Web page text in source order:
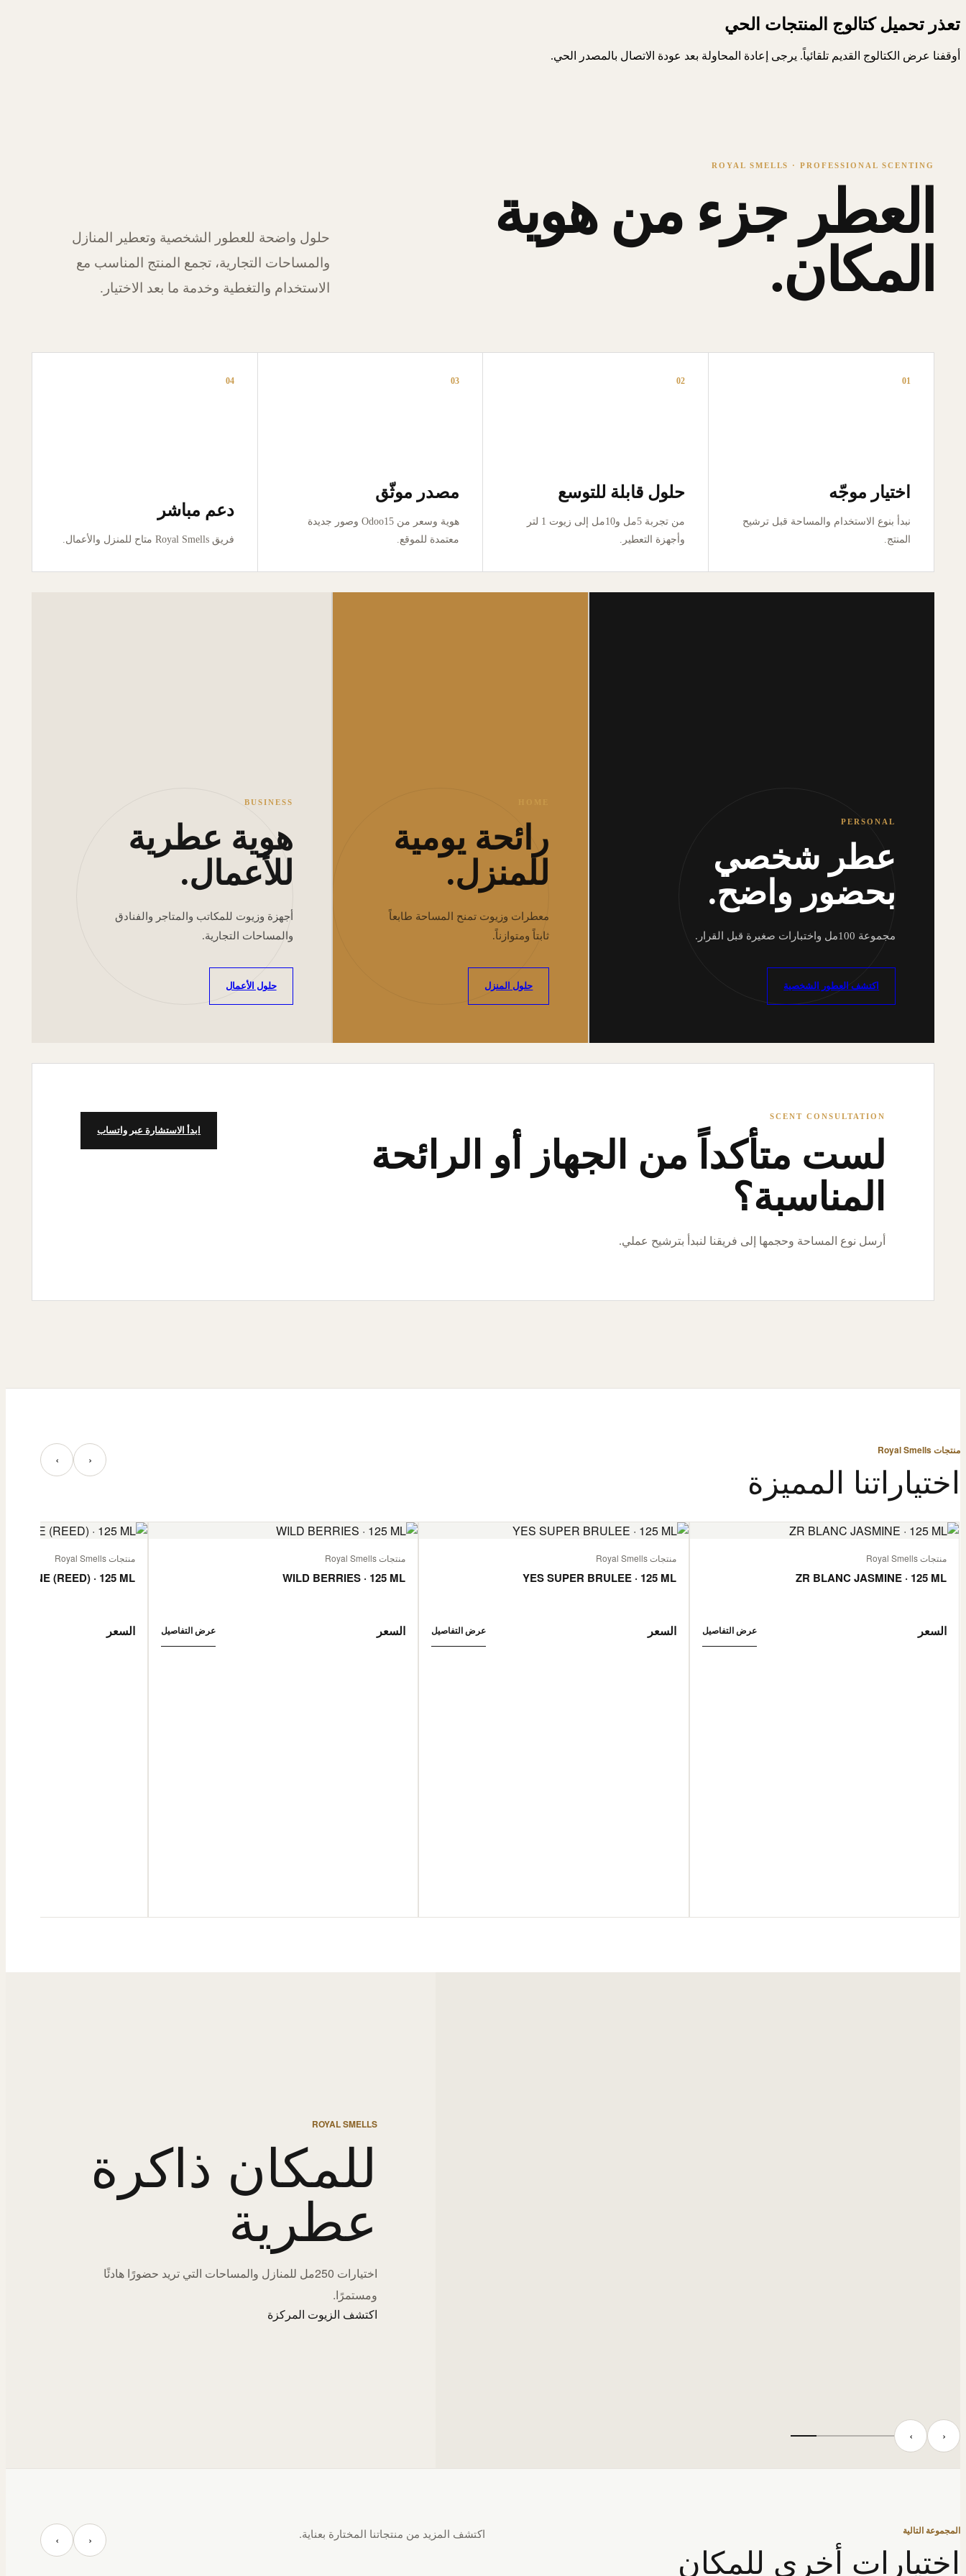
تعذر تحميل كتالوج المنتجات الحي
أوقفنا عرض الكتالوج القديم تلقائياً. يرجى إعادة المحاولة بعد عودة الاتصال بالمصدر الحي.
ROYAL SMELLS · PROFESSIONAL SCENTING
العطر جزء من هوية
المكان.
حلول واضحة للعطور الشخصية وتعطير المنازل
والمساحات التجارية، تجمع المنتج المناسب مع
الاستخدام والتغطية وخدمة ما بعد الاختيار.
01
اختيار موجّه
نبدأ بنوع الاستخدام والمساحة قبل ترشيح
المنتج.
02
حلول قابلة للتوسع
من تجربة 5مل و10مل إلى زيوت 1 لتر
وأجهزة التعطير.
03
مصدر موثّق
هوية وسعر من Odoo15 وصور جديدة
معتمدة للموقع.
04
دعم مباشر
فريق Royal Smells متاح للمنزل والأعمال.
PERSONAL
عطر شخصي
بحضور واضح.
مجموعة 100مل واختبارات صغيرة قبل القرار.
اكتشف العطور الشخصية
رائحة يومية
للمنزل.
معطرات وزيوت تمنح المساحة طابعاً
ثابتاً ومتوازناً.
حلول المنزل
BUSINESS
هوية عطرية
للأعمال.
أجهزة وزيوت للمكاتب والمتاجر والفنادق
والمساحات التجارية.
حلول الأعمال
SCENT CONSULTATION
لست متأكداً من الجهاز أو الرائحة
المناسبة؟
أرسل نوع المساحة وحجمها إلى فريقنا لنبدأ بترشيح عملي.
ابدأ الاستشارة عبر واتساب
منتجات Royal Smells
اختياراتنا المميزة ‹ ›
منتجات Royal Smells
ZR BLANC JASMINE · 125 ML
السعر عرض التفاصيل
منتجات Royal Smells
YES SUPER BRULEE · 125 ML
السعر عرض التفاصيل
منتجات Royal Smells
WILD BERRIES · 125 ML
السعر عرض التفاصيل
منتجات Royal Smells
(REED) · 125 ML
السعر
ROYAL SMELLS
للمكان ذاكرة
عطرية
اختيارات 250مل للمنازل والمساحات التي تريد حضورًا هادئًا
ومستمرًا.
اكتشف الزيوت المركزة
‹ ›
المجموعة التالية
اختيارات أخرى للمكان
اكتشف المزيد من منتجاتنا المختارة بعناية. ‹ ›